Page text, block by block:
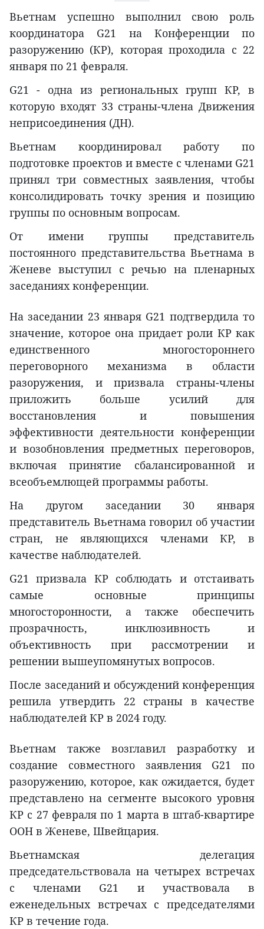
Вьетнам успешно выполнил свою роль
координатора G21 на Конференции по
разоружению (КР), которая проходила с 22
января по 21 февраля.
G21 - одна из региональных групп КР, в
которую входят 33 страны-члена Движения
неприсоединения (ДН).
Вьетнам координировал работу по
подготовке проектов и вместе с членами G21
принял три совместных заявления, чтобы
консолидировать точку зрения и позицию
группы по основным вопросам.
От имени группы представитель
постоянного представительства Вьетнама в
Женеве выступил с речью на пленарных
заседаниях конференции.
На заседании 23 января G21 подтвердила то
значение, которое она придает роли КР как
единственного многостороннего
переговорного механизма в области
разоружения, и призвала страны-члены
приложить больше усилий для
восстановления и повышения
эффективности деятельности конференции
и возобновления предметных переговоров,
включая принятие сбалансированной и
всеобъемлющей программы работы.
На другом заседании 30 января
представитель Вьетнама говорил об участии
стран, не являющихся членами КР, в
качестве наблюдателей.
G21 призвала КР соблюдать и отстаивать
самые основные принципы
многосторонности, а также обеспечить
прозрачность, инклюзивность и
объективность при рассмотрении и
решении вышеупомянутых вопросов.
После заседаний и обсуждений конференция
решила утвердить 22 страны в качестве
наблюдателей КР в 2024 году.
Вьетнам также возглавил разработку и
создание совместного заявления G21 по
разоружению, которое, как ожидается, будет
представлено на сегменте высокого уровня
КР с 27 февраля по 1 марта в штаб-квартире
ООН в Женеве, Швейцария.
Вьетнамская делегация
председательствовала на четырех встречах
с членами G21 и участвовала в
еженедельных встречах с председателями
КР в течение года.